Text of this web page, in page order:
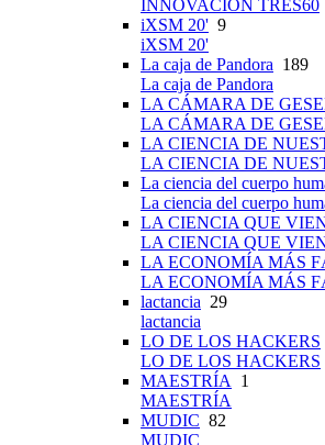
INNOVACIÓN TRES60
iXSM 20' 9
iXSM 20'
La caja de Pandora 189
La caja de Pandora
LA CÁMARA DE
LA CÁMARA DE
LA CIENCIA DE
LA CIENCIA DE
La ciencia del cuerpo
La ciencia del cuerpo
LA CIENCIA QUE
LA CIENCIA QUE
LA ECONOMÍA MÁS
LA ECONOMÍA MÁS
lactancia 29
lactancia
LO DE LOS HACKERS
LO DE LOS HACKERS
MAESTRÍA
1
MAESTRÍA
MUDIC 82
MUDIC